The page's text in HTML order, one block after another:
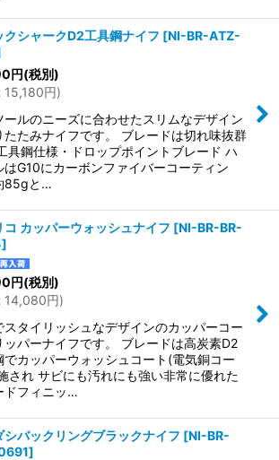
クシャークD2工具鋼ナイフ [NI-BR-ATZ-
円(税別)
15,180円)
ールのニーズに合わせたスリムなデザイン
たたみナイフです。 ブレードは切れ味抜群
具鋼仕様・ドロップポイントブレード ハ
はG10にカーボンファイバーコーティン
85gと…
コ カッパーウォッシュナイフ [NI-BR-BR-
]
円(税別)
14,080円)
スタイリッシュなデザインのカッパーコー
ッパーナイフです。 ブレードは高炭素D2
でカッパーウォッシュコート(電気銅コー
され サビにも汚れにも強い非常に優れた
ドフィニッ…
シバックリングブラックナイフ [NI-BR-
]